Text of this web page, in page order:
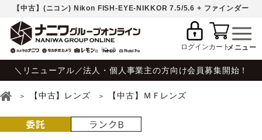
【中古】(ニコン) Nikon FISH-EYE-NIKKOR 7.5/5.6 + ファインダー
ログインカート
＼リニューアル／法人・個人事業主の方向け会員募集開始！
【中古】レンズ 【中古】ＭＦレンズ